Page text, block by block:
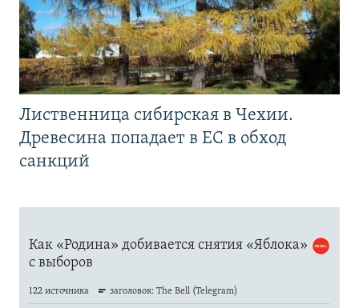
Лиственница сибирская в Чехии.
Древесина попадает в ЕС в обход
санкций